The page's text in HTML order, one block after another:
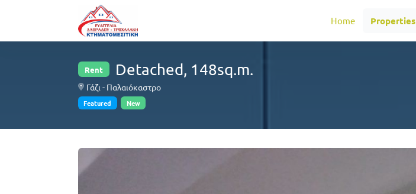
Home Properties
Rent Detached, 148sq.m.
Γάζι - Παλαιόκαστρο
Featured New